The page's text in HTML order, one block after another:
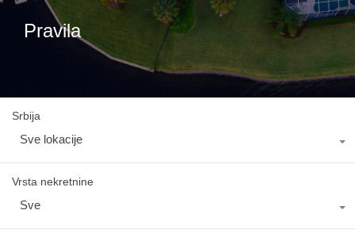
Pravila
Srbija
Sve lokacije
Vrsta nekretnine
Sve